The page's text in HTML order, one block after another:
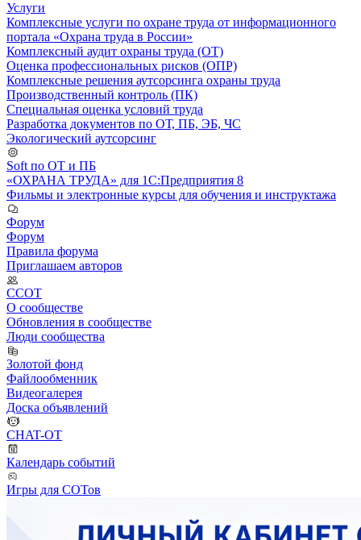
Услуги
Комплексные услуги по охране труда от информационного
портала «Охрана труда в России»
Комплексный аудит охраны труда (ОТ)
Оценка профессиональных рисков (ОПР)
Комплексные решения аутсорсинга охраны труда
Производственный контроль (ПК)
Специальная оценка условий труда
Разработка документов по ОТ, ПБ, ЭБ, ЧС
Экологический аутсорсинг
Soft по ОТ и ПБ
«ОХРАНА ТРУДА» для 1С:Предприятия 8
Фильмы и электронные курсы для обучения и инструктажа
Форум
Форум
Правила форума
Приглашаем авторов
ССОТ
О сообществе
Обновления в сообществе
Люди сообщества
Золотой фонд
Файлообменник
Видеогалерея
Доска объявлений
CHAT-OT
Календарь событий
Игры для СОТов